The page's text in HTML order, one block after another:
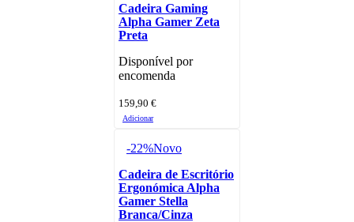
Cadeira Gaming
Alpha Gamer Zeta
Preta
Disponível por
encomenda
159,90 €
Adicionar
-22%Novo
Cadeira de Escritório
Ergonómica Alpha
Gamer Stella
Branca/Cinza